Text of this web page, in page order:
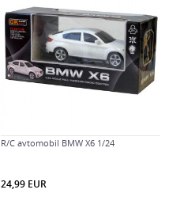
R/C avtomobil BMW X6 1/24
24,99 EUR